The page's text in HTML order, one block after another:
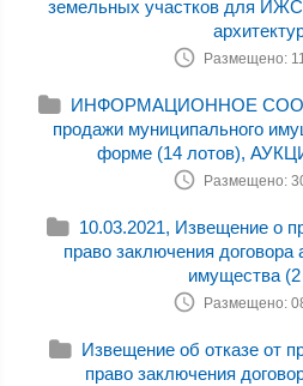
земельных участков для ИЖС
Размещено:
ИНФОРМАЦИОННОЕ
продажи муниципального
форме (14 лотов),
Размещено:
10.03.2021, Извещение о
право заключения
имущества (2
Размещено:
Извещение об отказе от
право заключения